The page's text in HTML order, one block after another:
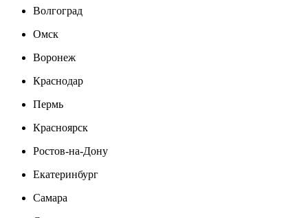
Волгоград
Омск
Воронеж
Краснодар
Пермь
Красноярск
Ростов-на-Дону
Екатеринбург
Самара